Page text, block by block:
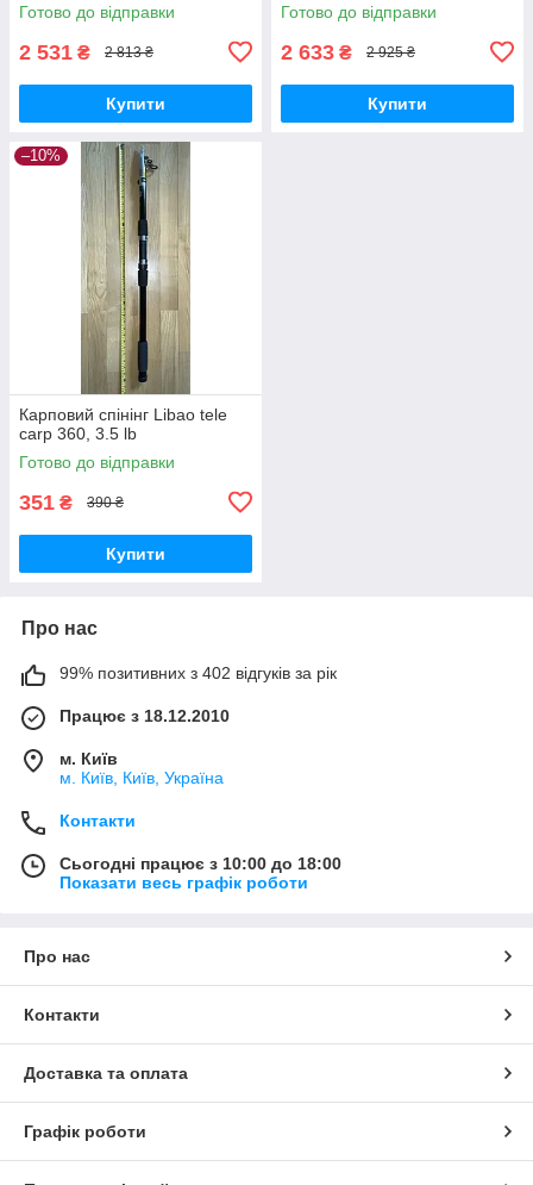
Готово до відправки
2 531 ₴ 2 813 ₴
Купити
Готово до відправки
2 633 ₴ 2 925 ₴
Купити
–10%
Карповий спінінг Libao tele
carp 360, 3.5 lb
Готово до відправки
351 ₴ 390 ₴
Купити
Про нас
99% позитивних з 402 відгуків за рік
Працює з 18.12.2010
м. Київ
м. Київ, Київ, Україна
Контакти
Сьогодні працює з 10:00 до 18:00
Показати весь графік роботи
Про нас
Контакти
Доставка та оплата
Графік роботи